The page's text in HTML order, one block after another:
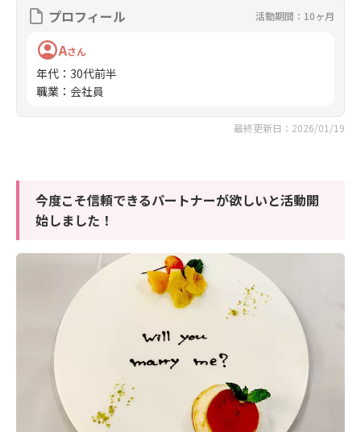
プロフィール 活動期間：10ヶ月
Aさん
年代 ： 30代前半
職業 ： 会社員
最終更新日：2026/01/19
今度こそ信頼できるパートナーが欲しいと活動開
始しました！